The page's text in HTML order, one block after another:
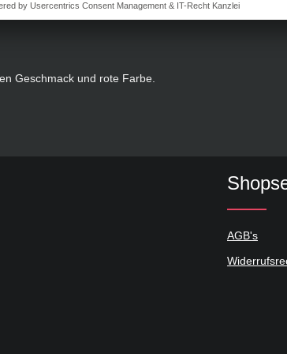
Geschmack und rote Farbe.
AGB's